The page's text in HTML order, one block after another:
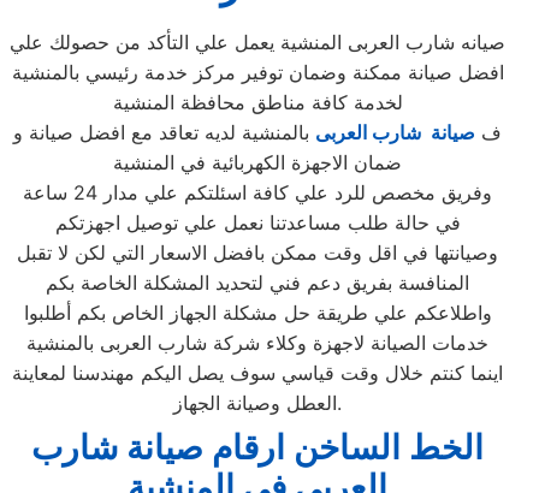
صيانه شارب العربى المنشية يعمل علي التأكد من حصولك علي
افضل صيانة ممكنة وضمان توفير مركز خدمة رئيسي بالمنشية
لخدمة كافة مناطق محافظة المنشية
ف صيانة شارب العربى بالمنشية لديه تعاقد مع افضل صيانة و
ضمان الاجهزة الكهربائية في المنشية
وفريق مخصص للرد علي كافة اسئلتكم علي مدار 24 ساعة
في حالة طلب مساعدتنا نعمل علي توصيل اجهزتكم
وصيانتها في اقل وقت ممكن بافضل الاسعار التي لكن لا تقبل
المنافسة بفريق دعم فني لتحديد المشكلة الخاصة بكم
واطلاعكم علي طريقة حل مشكلة الجهاز الخاص بكم أطلبوا
خدمات الصيانة لاجهزة وكلاء شركة شارب العربى بالمنشية
اينما كنتم خلال وقت قياسي سوف يصل اليكم مهندسنا لمعاينة
العطل وصيانة الجهاز.
الخط الساخن ارقام صيانة شارب